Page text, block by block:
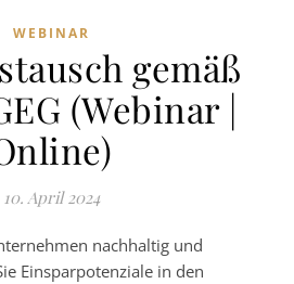
WEBINAR
gemäß
(Webinar |
10. April 2024
nachhaltig und
Einsparpotenziale in den